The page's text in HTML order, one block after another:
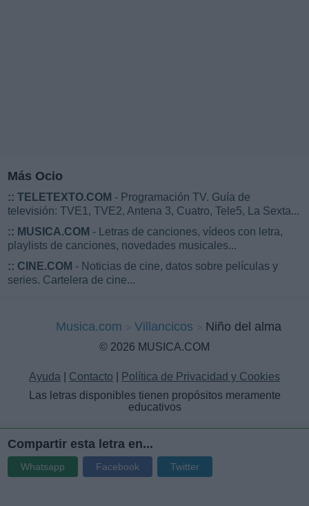
Más Ocio
:: TELETEXTO.COM - Programación TV. Guía de
televisión: TVE1, TVE2, Antena 3, Cuatro, Tele5, La Sexta...
:: MUSICA.COM - Letras de canciones, vídeos con letra,
playlists de canciones, novedades musicales...
:: CINE.COM - Noticias de cine, datos sobre películas y
series. Cartelera de cine...
Musica.com Villancicos Niño del alma
© 2026 MUSICA.COM
Ayuda Contacto
Política de Privacidad y Cookies
Las letras disponibles tienen propósitos meramente
educativos
Compartir esta letra en...
Whatsapp Facebook Twitter